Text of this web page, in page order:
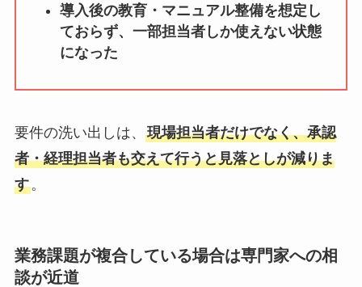
導入後の教育・マニュアル整備を想定し
ておらず、一部担当者しか使えない状態
になった
要件の洗い出しは、 現場担当者だけでなく、承認
者・経理担当者も交えて行うと見落としが減りま
す。
業務課題が複合している場合は専門家への相
談が近道